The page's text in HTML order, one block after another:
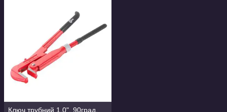
Ключ трубний 1.0", 90град.